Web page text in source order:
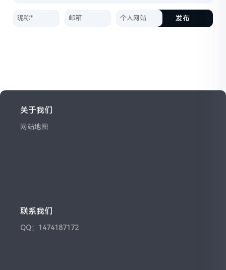
发布
关于我们
网站地图
联系我们
QQ：1474187172